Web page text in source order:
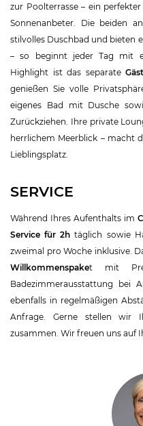
zur Poolterrasse – ein
Sonnenanbeter. Die beiden
stilvolles Duschbad und bieten
– so beginnt jeder Tag mit
Highlight ist das separate
genießen Sie volle
eigenes Bad mit Dusche
Zurückziehen. Ihre private
herrlichem Meerblick – macht
Lieblingsplatz.
SERVICE
Während Ihres Aufenthalts im
Service für 2htäglich sowie
zweimal pro Woche inklusive.
Willkommenspaket mit
Badezimmerausstattung bei
ebenfalls in regelmäßigen
Anfrage
Gerne stellen wir
zusammen. Wir freuen uns auf